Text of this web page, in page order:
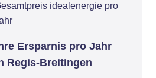
idealenergie pro
Ersparnis pro Jahr
Regis-Breitingen